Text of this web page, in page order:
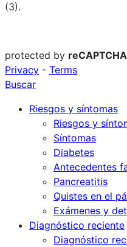
(3).
protected by reCAPTCHA
Privacy - Terms
Buscar
Riesgos y síntomas
Riesgos y
Síntomas
Diabetes
Antecedentes
Pancreatitis
Quistes en el
Exámenes y
Diagnóstico reciente
Diagnóstico